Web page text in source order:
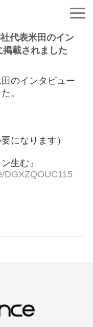
代表米田のイン
載されました
のインタビュー
。
になります）
生む」
DGXZQOUC115